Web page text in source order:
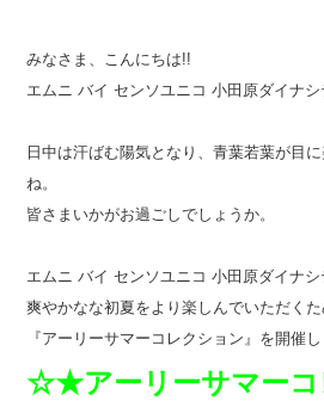
みなさま、こんにちは!!
エムニ バイ センソユニコ 小田原ダイナシ
日中は汗ばむ陽気となり、青葉若葉が目
ね。
皆さまいかがお過ごしでしょうか。
エムニ バイ センソユニコ 小田原ダイナシ
爽やかなな初夏をより楽しんでいただくた
『アーリーサマーコレクション』を開催
☆★アーリーサマーコ